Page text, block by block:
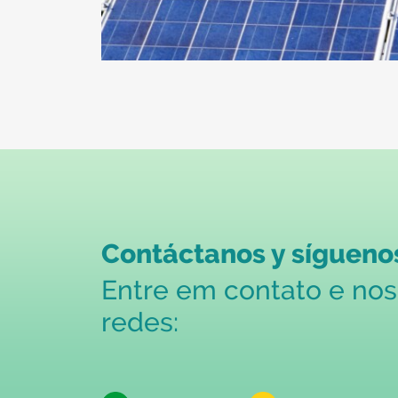
Contáctanos y
Entre em contato e
redes: